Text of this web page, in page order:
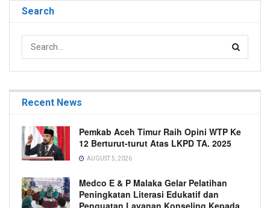
Search
Recent News
Pemkab Aceh Timur Raih Opini WTP Ke
12 Berturut-turut Atas LKPD TA. 2025
AUGUST 5, 2026
Medco E & P Malaka Gelar Pelatihan
Peningkatan Literasi Edukatif dan